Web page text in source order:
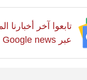
تابعوا آخر أخبارنا
عبر Google news